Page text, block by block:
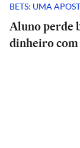
BETS: UMA
Aluno perde
dinheiro com